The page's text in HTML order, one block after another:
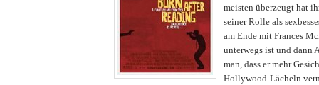
meisten überzeugt hat
seiner Rolle als
am Ende mit Frances
unterwegs ist und dann
man, dass er mehr
Hollywood-Lächeln